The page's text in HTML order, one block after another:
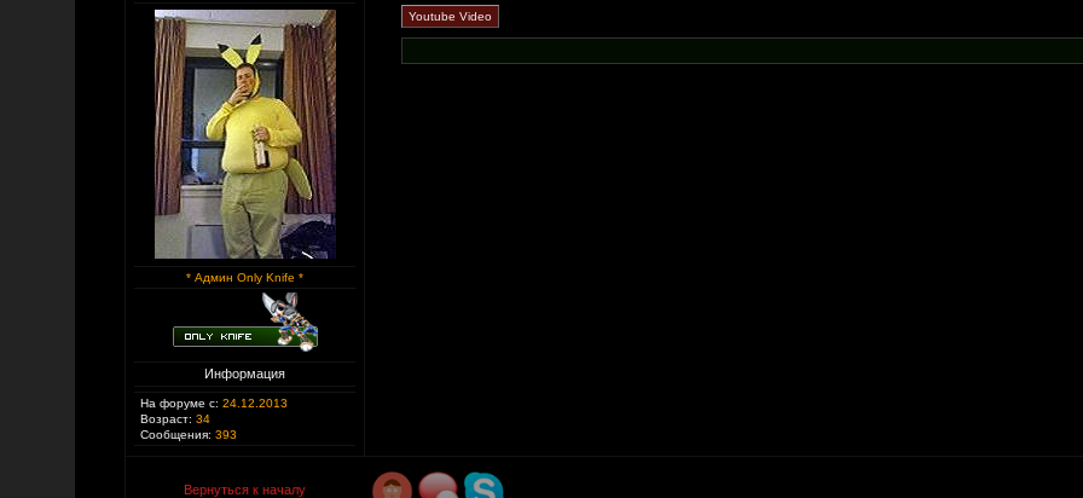
* Админ Only Knife *
Информация
На форуме с: 24.12.2013
Возраст: 34
Сообщения: 393
Вернуться к началу